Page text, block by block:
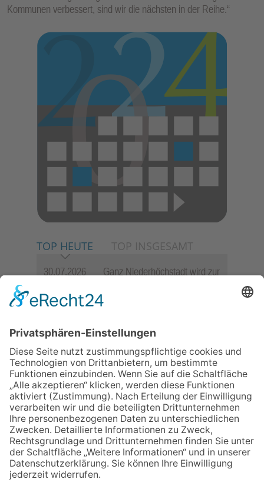
Kommunen verbessert, sind wir die nächsten in der Reihe.“
TOP HEUTE TOP INSGESAMT
30.07.2026
Ganz Niederhöchstadt wird zur
06.08.2026
Hisamoto und Tölke begeistern
Wachsmuth
präsentiert sein neues
Programm „Changes“
09.07.2026
Wasserampel steht auf Gelb:
Stadt ruft zum Wassersparen
auf
23.07.2026
Zwischen Fachwerk, Wein und
Sommerabend: Der Rettershof
lädt wieder zum Weinfest ein